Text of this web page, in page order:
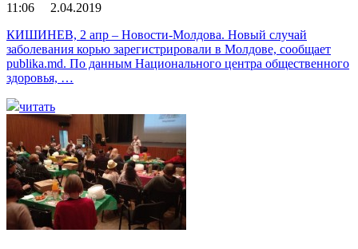
11:06 2.04.2019
КИШИНЕВ, 2 апр – Новости-Молдова. Новый случай
заболевания корью зарегистрировали в Молдове, сообщает
publika.md. По данным Национального центра общественного
здоровья, …
читать